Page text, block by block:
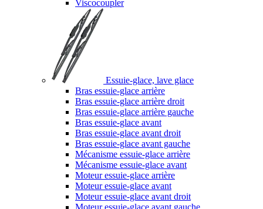
Viscocoupler
Essuie-glace, lave glace
Bras essuie-glace arrière
Bras essuie-glace arrière droit
Bras essuie-glace arrière gauche
Bras essuie-glace avant
Bras essuie-glace avant droit
Bras essuie-glace avant gauche
Mécanisme essuie-glace arrière
Mécanisme essuie-glace avant
Moteur essuie-glace arrière
Moteur essuie-glace avant
Moteur essuie-glace avant droit
Moteur essuie-glace avant gauche